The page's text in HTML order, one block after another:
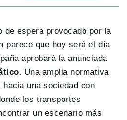
de espera provocado por la
parece que hoy será el día
aprobará la anunciada
. Una amplia normativa
una sociedad con
los transportes
un escenario más